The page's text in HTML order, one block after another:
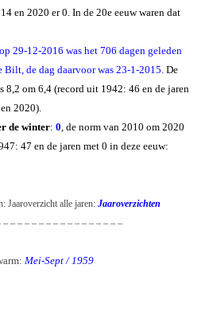
en 2020 er 0. In de 20e eeuw waren dat
op 29-12-2016 was het 706 dagen geleden
Bilt, de dag daarvoor was 23-1-2015. De
8,2 om 6,4 (record uit 1942: 46 en de jaren
2020).
de winter: 0, de norm van 2010 om 2020
47 en de jaren met 0 in deze eeuw:
Jaaroverzicht alle jaren: Jaaroverzichten
– – – – – – – – – – – – – – – –
Mei-Sept / 1959